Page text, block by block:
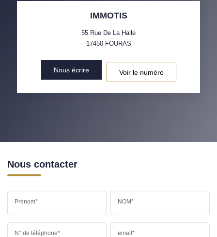
IMMOTIS
55 Rue De La Halle
17450 FOURAS
Nous écrire Voir le numéro
Nous contacter
Prénom* NOM*
N° de téléphone* email*